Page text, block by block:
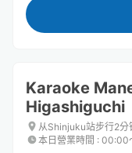
Karaoke
Higashiguchi
从Shinjuku站步行2分
本日營業時間 : 00:00